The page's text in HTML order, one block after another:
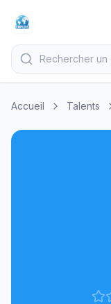
Accueil Talents